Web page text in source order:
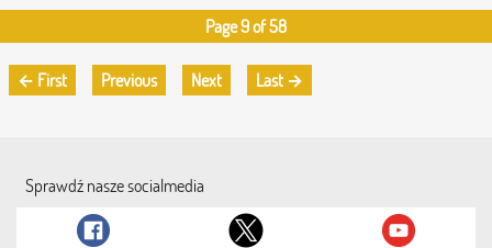
Page 9 of 58
← First Previous Next Last →
Sprawdź nasze socialmedia